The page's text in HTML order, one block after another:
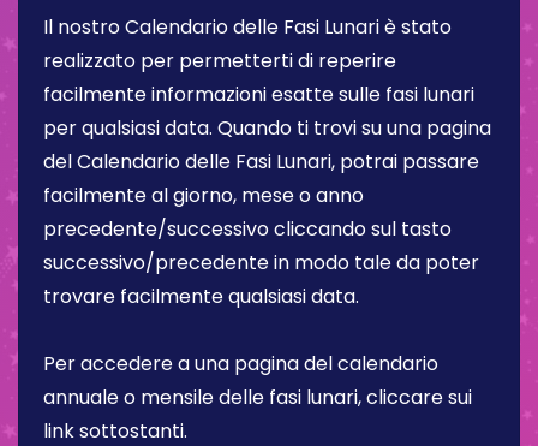
Il nostro Calendario delle Fasi Lunari è stato
realizzato per permetterti di reperire
facilmente informazioni esatte sulle fasi lunari
per qualsiasi data. Quando ti trovi su una pagina
del Calendario delle Fasi Lunari, potrai passare
facilmente al giorno, mese o anno
precedente/successivo cliccando sul tasto
successivo/precedente in modo tale da poter
trovare facilmente qualsiasi data.
Per accedere a una pagina del calendario
annuale o mensile delle fasi lunari, cliccare sui
link sottostanti.